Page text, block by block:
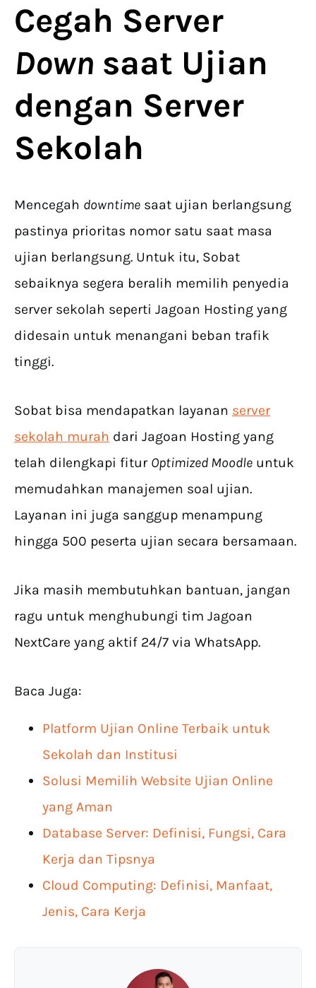
Cegah Server
Down saat Ujian
dengan Server
Sekolah
Mencegah downtime saat ujian berlangsung
pastinya prioritas nomor satu saat masa
ujian berlangsung. Untuk itu, Sobat
sebaiknya segera beralih memilih penyedia
server sekolah seperti Jagoan Hosting yang
didesain untuk menangani beban trafik
tinggi.
Sobat bisa mendapatkan layanan server
sekolah murah dari Jagoan Hosting yang
telah dilengkapi fitur Optimized Moodle untuk
memudahkan manajemen soal ujian.
Layanan ini juga sanggup menampung
hingga 500 peserta ujian secara bersamaan.
Jika masih membutuhkan bantuan, jangan
ragu untuk menghubungi tim Jagoan
NextCare yang aktif 24/7 via WhatsApp.
Baca Juga:
Platform Ujian Online Terbaik untuk
Sekolah dan Institusi
Solusi Memilih Website Ujian Online
yang Aman
Database Server: Definisi, Fungsi, Cara
Kerja dan Tipsnya
Cloud Computing: Definisi, Manfaat,
Jenis, Cara Kerja